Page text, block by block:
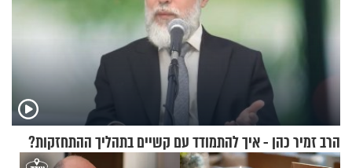
הרב זמיר כהן - איך להתמודד עם קשיים בתהליך ההתחזקות?